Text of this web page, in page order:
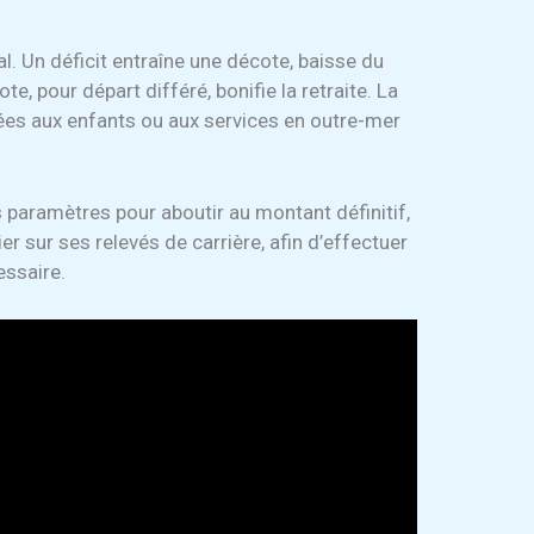
Un déficit entraîne une décote, baisse du
pour départ différé, bonifie la retraite. La
aux enfants ou aux services en outre-mer
pour aboutir au montant définitif,
sur ses relevés de carrière, afin d’effectuer